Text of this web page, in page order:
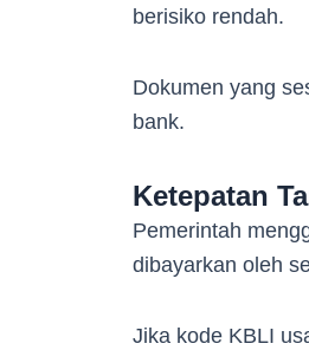
berisiko rendah.
Dokumen yang
bank.
Ketepatan
Pemerintah
dibayarkan oleh
Jika kode KBLI